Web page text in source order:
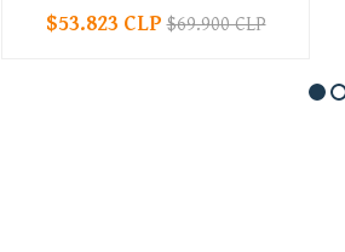
+
$53.823 CLP$69.900 CLP